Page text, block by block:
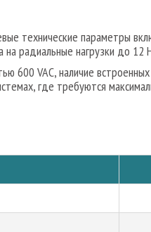
технические параметры
на радиальные нагрузки до
600 VAC, наличие
где требуются